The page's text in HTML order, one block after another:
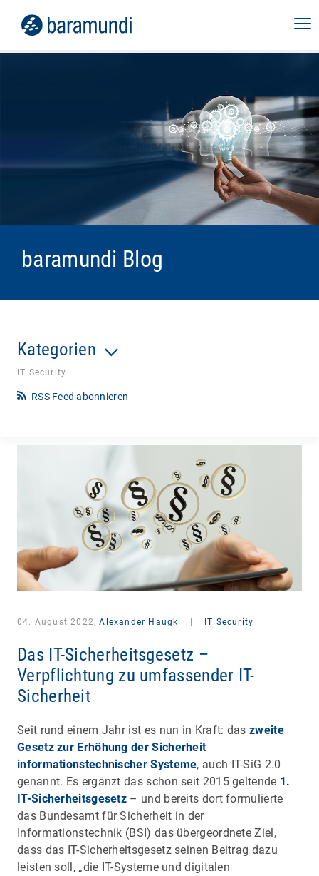
baramundi Blog
Kategorien
IT Security
RSS Feed abonnieren
04. August 2022,Alexander Haugk IT Security
Das IT-Sicherheitsgesetz –
Verpflichtung zu umfassender IT-
Sicherheit
Seit rund einem Jahr ist es nun in Kraft: das zweite
Gesetz zur Erhöhung der Sicherheit
informationstechnischer Systeme, auch IT-SiG 2.0
genannt. Es ergänzt das schon seit 2015 geltende 1.
IT-Sicherheitsgesetz – und bereits dort formulierte
das Bundesamt für Sicherheit in der
Informationstechnik (BSI) das übergeordnete Ziel,
dass das IT-Sicherheitsgesetz seinen Beitrag dazu
leisten soll, „die IT-Systeme und digitalen